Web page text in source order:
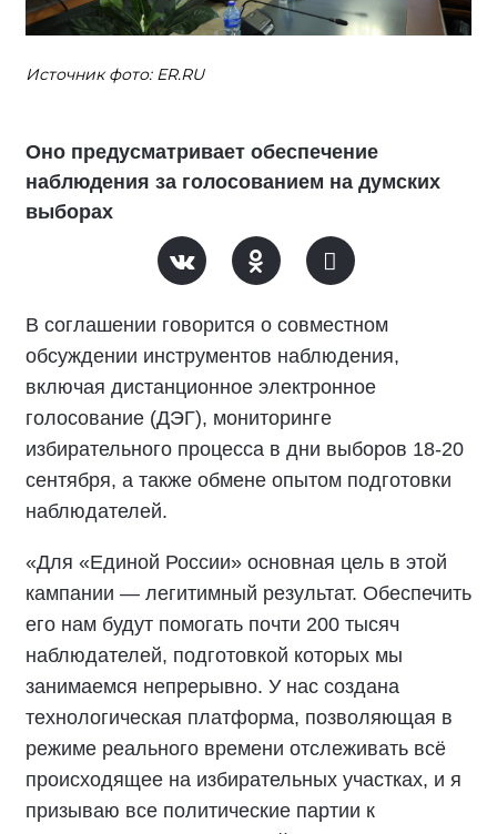
Источник фото: ER.RU
Оно предусматривает обеспечение
наблюдения за голосованием на думских
выборах
В соглашении говорится о совместном
обсуждении инструментов наблюдения,
включая дистанционное электронное
голосование (ДЭГ), мониторинге
избирательного процесса в дни выборов 18-20
сентября, а также обмене опытом подготовки
наблюдателей.
«Для «Единой России» основная цель в этой
кампании — легитимный результат. Обеспечить
его нам будут помогать почти 200 тысяч
наблюдателей, подготовкой которых мы
занимаемся непрерывно. У нас создана
технологическая платформа, позволяющая в
режиме реального времени отслеживать всё
происходящее на избирательных участках, и я
призываю все политические партии к